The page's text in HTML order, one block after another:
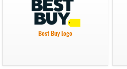
Best Buy Logo